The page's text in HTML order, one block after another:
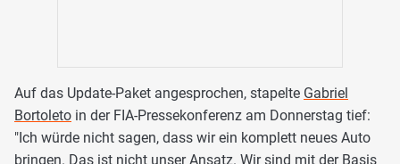
Auf das Update-Paket angesprochen, stapelte Gabriel
Bortoleto in der FIA-Pressekonferenz am Donnerstag tief:
"Ich würde nicht sagen, dass wir ein komplett neues Auto
bringen. Das ist nicht unser Ansatz. Wir sind mit der Basis